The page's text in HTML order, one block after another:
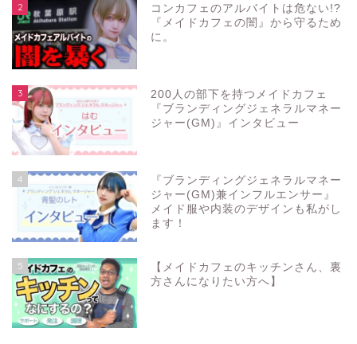
2
コンカフェのアルバイトは危ない!?
『メイドカフェの闇』から守るため
に。
3
200人の部下を持つメイドカフェ
『ブランディングジェネラルマネー
ジャー(GM)』インタビュー
4
『ブランディングジェネラルマネー
ジャー(GM)兼インフルエンサー』
メイド服や内装のデザインも私がし
ます！
5
【メイドカフェのキッチンさん、裏
方さんになりたい方へ】